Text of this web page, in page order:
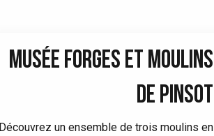
MUSÉE FORGES ET MOULINS
DE PINSOT
Découvrez un ensemble de trois moulins en